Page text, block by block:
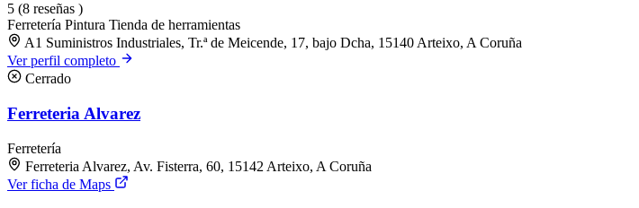
5 (8 reseñas )
Ferretería Pintura Tienda de herramientas
A1 Suministros Industriales, Tr.ª de Meicende, 17, bajo Dcha, 15140 Arteixo, A Coruña
Ver perfil completo
Cerrado
Ferreteria Alvarez
Ferretería
Ferreteria Alvarez, Av. Fisterra, 60, 15142 Arteixo, A Coruña
Ver ficha de Maps